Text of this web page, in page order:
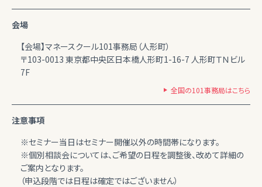
会場
【会場】マネースクール101事務局（人形町）
〒103-0013 東京都中央区日本橋人形町1-16-7 人形町ＴＮビル
7F
全国の101事務局はこちら
注意事項
※セミナー当日はセミナー開催以外の時間帯になります。
※個別相談会については、ご希望の日程を調整後、改めて詳細の
ご案内となります。
（申込段階では日程は確定ではございません）